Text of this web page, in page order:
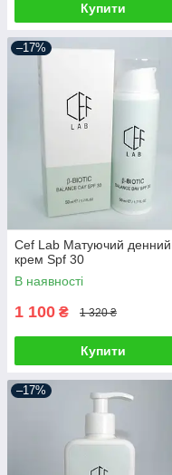
Купити
–17%
Cef Lab Матуючий денний
крем Spf 30
В наявності
1 100 ₴ 1 320 ₴
Купити
–17%